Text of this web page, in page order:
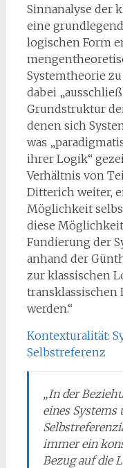
Sinnanalyse der
eine
logischen Form
Systemtheorie
dabei
Grundstruktur
denen sich
was
ihrer Logik“
Verhältnis von
Ditterich weiter,
Möglichkeit
diese
Fundierung der
anhand der
zur klassischen
werden.“
Kontexturalität:
Selbstreferenz
„In der
eines Systems
immer ein
Bezug auf die